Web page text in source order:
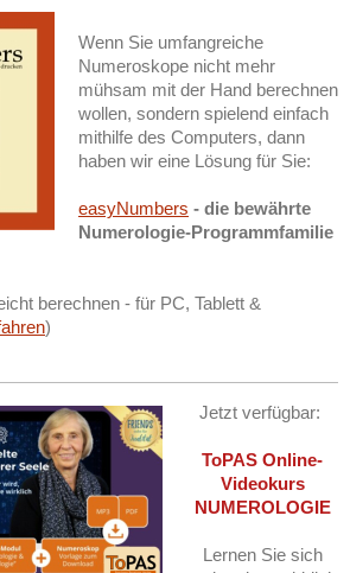
Wenn Sie umfangreiche
Numeroskope nicht mehr
mühsam mit der Hand berechnen
wollen, sondern spielend einfach
mithilfe des Computers, dann
haben wir eine Lösung für Sie:
easyNumbers - die bewährte
Numerologie-Programmfamilie
berechnen - für PC, Tablett &
)
Jetzt verfügbar:
ToPAS Online-
Videokurs
NUMEROLOGIE
Lernen Sie sich